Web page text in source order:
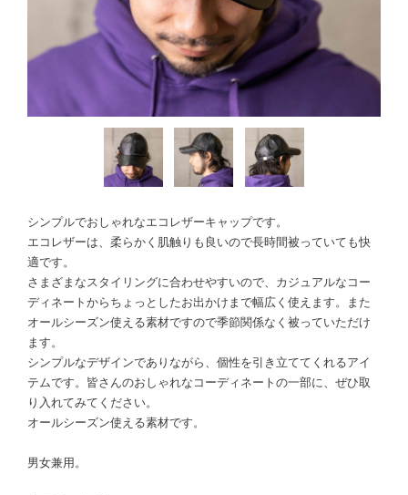
シンプルでおしゃれなエコレザーキャップです。
エコレザーは、柔らかく肌触りも良いので長時間被っていても快
適です。
さまざまなスタイリングに合わせやすいので、カジュアルなコー
ディネートからちょっとしたお出かけまで幅広く使えます。また
オールシーズン使える素材ですので季節関係なく被っていただけ
ます。
シンプルなデザインでありながら、個性を引き立ててくれるアイ
テムです。皆さんのおしゃれなコーディネートの一部に、ぜひ取
り入れてみてください。
オールシーズン使える素材です。
男女兼用。